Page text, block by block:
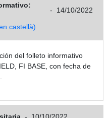
- 14/10/2022
castellà)
del folleto informativo
FI BASE, con fecha de
-
10/10/2022